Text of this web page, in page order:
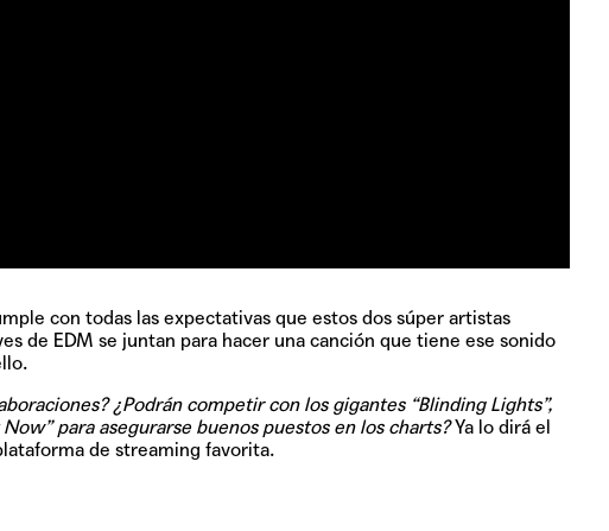
con todas las expectativas que estos dos súper artistas
de EDM se juntan para hacer una canción que tiene ese sonido
¿Podrán competir con los gigantes “Blinding Lights”,
Now” para asegurarse buenos puestos en los charts?Ya lo dirá el
de streaming favorita.